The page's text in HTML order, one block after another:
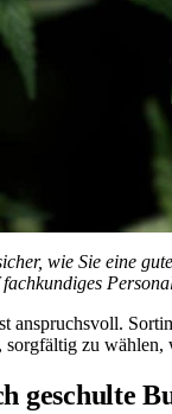
wie Sie eine
anspruchsvoll.
sorgfältig zu wählen,
geschulte